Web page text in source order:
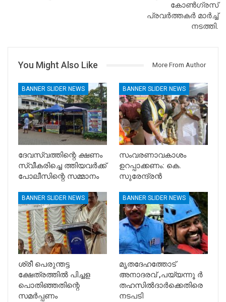
കോൺഗ്രസ്
പ്രവർത്തകർ മാര്‍ച്ച്
നടത്തി.
You Might Also Like More From Author
BANNER SLIDER NEWS
ദേവസ്വത്തിന്റെ ക്ഷണം
സ്വീകരിച്ചെ ത്തിയവർക്ക്
പോലീസിന്റെ സമ്മാനം
BANNER SLIDER NEWS
സംവരണാവകാശം
ഉറപ്പാക്കണം: കെ.
സുരേന്ദ്രൻ
BANNER SLIDER NEWS
ശ്രീ പെരുന്തട്ട
ക്ഷേത്രത്തിൽ പിച്ചള
പൊതിഞ്ഞതിന്റെ
സമർപ്പണം
BANNER SLIDER NEWS
മൃതദേഹത്തോട്
അനാദരവ് ,പയ്യന്നൂ ർ
തഹസിൽദാർക്കെതിരെ
നടപടി